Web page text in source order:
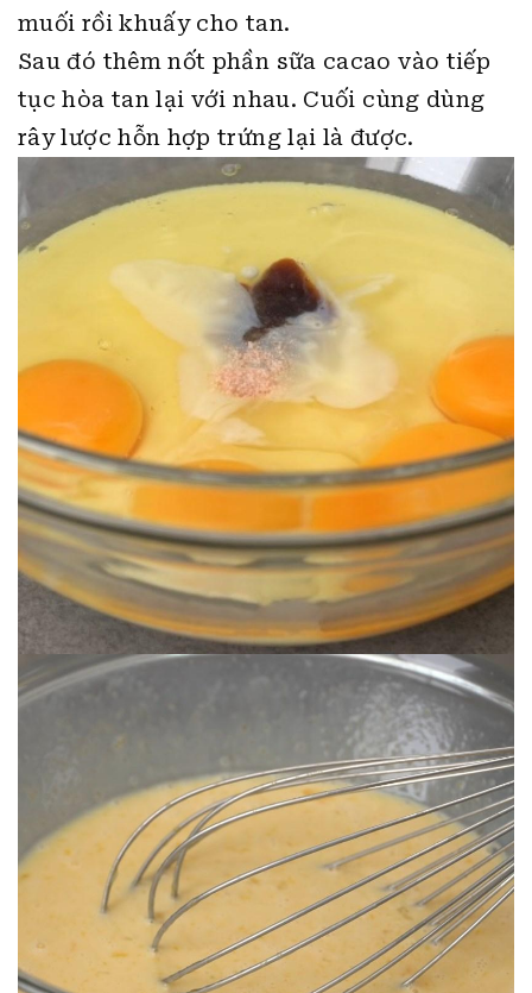
muối rồi khuấy cho tan.
Sau đó thêm nốt phần sữa cacao vào tiếp
tục hòa tan lại với nhau. Cuối cùng dùng
rây lược hỗn hợp trứng lại là được.